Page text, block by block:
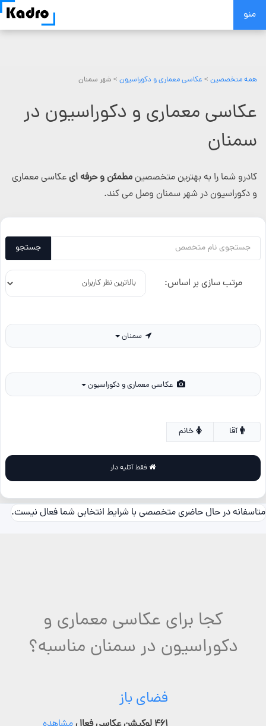
Skip
منو
همه متخصصین > عکاسی معماری و دکوراسیون > شهر سمنان
عکاسی معماری و دکوراسیون در
سمنان
کادرو شما را به بهترین متخصصینمطمئن و حرفه ایعکاسی معماری
و دکوراسیون در شهر سمنان وصل می کند.
جستجو
مرتب سازی بر اساس:
خانم
متاسفانه در حال حاضری متخصصی با شرایط انتخابی شما فعال نیست.
کجا برای عکاسی معماری و
دکوراسیون در سمنان مناسبه؟
فضای باز